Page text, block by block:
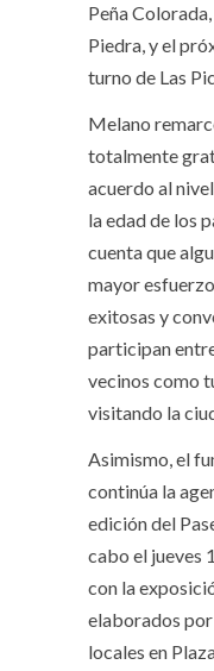
Peña
Piedra, y el
turno de Las
Melano
totalmente
acuerdo al
la edad de los
cuenta que
mayor
exitosas y
participan
vecinos como
visitando la
Asimismo, el
continúa la
edición del
cabo el jueves
con la
elaborados
locales en